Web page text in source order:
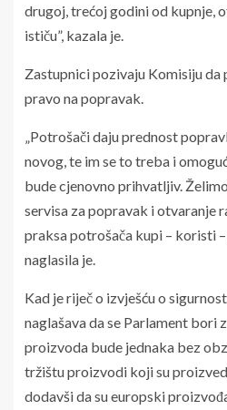
drugoj, trećoj godini od kupnje,
ističu”, kazala je.
Zastupnici pozivaju Komisiju da
pravo na popravak.
„Potrošači daju prednost
novog, te im se to treba i
bude cjenovno prihvatljiv.
servisa za popravak i otvaranje
praksa potrošača kupi – koristi –
naglasila je.
Kad je riječ o izvješću o
naglašava da se Parlament bori
proizvoda bude jednaka bez
tržištu proizvodi koji su
dodavši da su europski